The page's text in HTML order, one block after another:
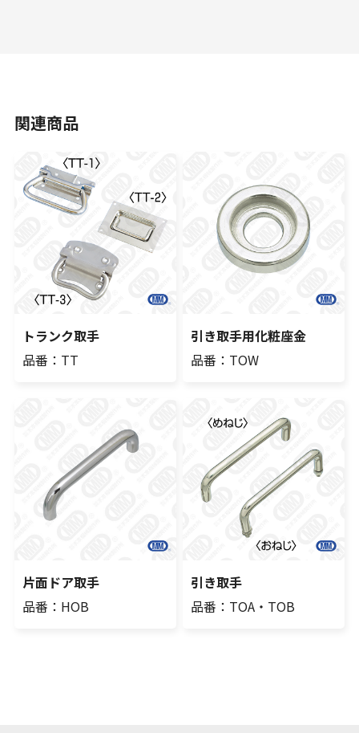
関連商品
トランク取手
品番：TT
引き取手用化粧座金
品番：TOW
片面ドア取手
品番：HOB
引き取手
品番：TOA・TOB